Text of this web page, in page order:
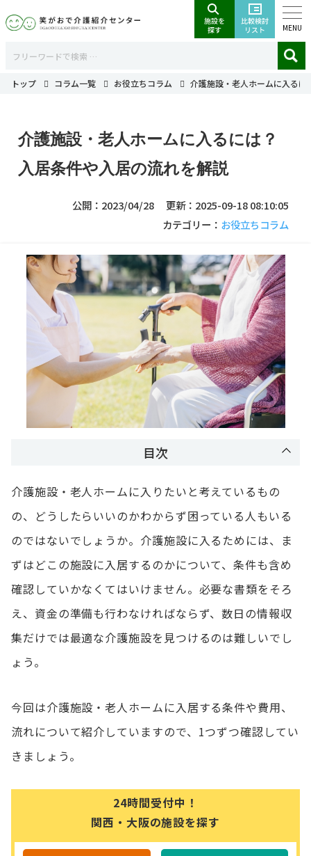
MENU
トップ コラム一覧 お役立ちコラム 介護施設・老人ホームに入る
介護施設・老人ホームに入るには？
入居条件や入居の流れを解説
公開：2023/04/28
更新：2025-09-18 08:10:05
カテゴリー： お役立ちコラム
目次
介護施設・老人ホームに入りたいと考えているもの
の、どうしたらいいのかわからず困っている人もいる
のではないでしょうか。介護施設に入るためには、ま
ずはどこの施設に入居するのかについて、条件も含め
確認していかなくてはいけません。必要な書類をそろ
え、資金の準備も行わなければならず、数日の情報収
集だけでは最適な介護施設を見つけるのは難しいでし
ょう。
今回は介護施設・老人ホームに入居する条件や費用、
流れについて紹介していますので、1つずつ確認してい
きましょう。
24時間受付中！
関西・大阪の施設を探す